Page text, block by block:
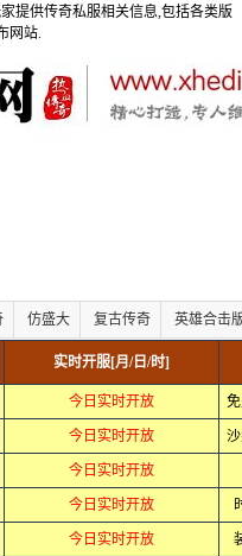
提供传奇私服相关信息,包括各类版
网站.
仿盛大 复古传奇 英雄合击
实时开服[月/日/时]
今日实时开放
今日实时开放
今日实时开放
今日实时开放
今日实时开放